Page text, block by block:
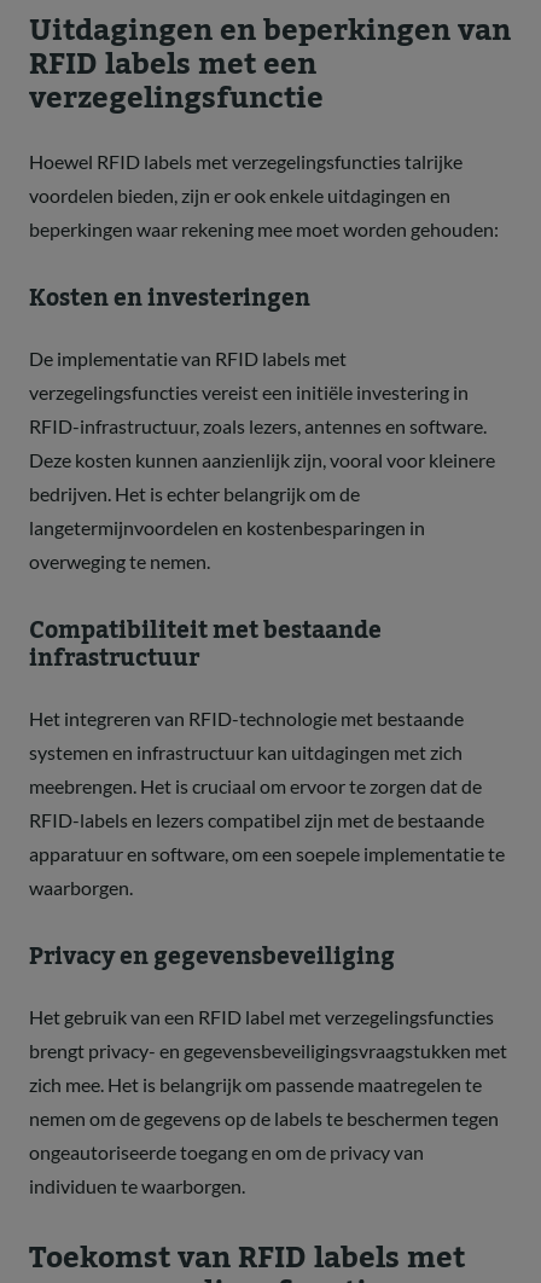
Uitdagingen en beperkingen van
RFID labels met een
verzegelingsfunctie
Hoewel RFID labels met verzegelingsfuncties talrijke
voordelen bieden, zijn er ook enkele uitdagingen en
beperkingen waar rekening mee moet worden gehouden:
Kosten en investeringen
De implementatie van RFID labels met
verzegelingsfuncties vereist een initiële investering in
RFID-infrastructuur, zoals lezers, antennes en software.
Deze kosten kunnen aanzienlijk zijn, vooral voor kleinere
bedrijven. Het is echter belangrijk om de
langetermijnvoordelen en kostenbesparingen in
overweging te nemen.
Compatibiliteit met bestaande
infrastructuur
Het integreren van RFID-technologie met bestaande
systemen en infrastructuur kan uitdagingen met zich
meebrengen. Het is cruciaal om ervoor te zorgen dat de
RFID-labels en lezers compatibel zijn met de bestaande
apparatuur en software, om een soepele implementatie te
waarborgen.
Privacy en gegevensbeveiliging
Het gebruik van een RFID label met verzegelingsfuncties
brengt privacy- en gegevensbeveiligingsvraagstukken met
zich mee. Het is belangrijk om passende maatregelen te
nemen om de gegevens op de labels te beschermen tegen
ongeautoriseerde toegang en om de privacy van
individuen te waarborgen.
Toekomst van RFID labels met